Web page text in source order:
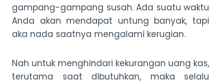
gampang-gampang susah. Ada suatu waktu
Anda akan mendapat untung banyak, tapi
aka nada saatnya mengalami kerugian.
Nah untuk menghindari kekurangan uang kas,
terutama saat dibutuhkan, maka selalu